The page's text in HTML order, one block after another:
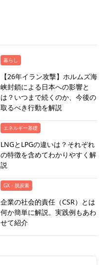
暮らし
【26年イラン攻撃】ホルムズ海
峡封鎖による日本への影響と
は？いつまで続くのか、今後の
取るべき行動を解説
エネルギー基礎
LNGとLPGの違いは？それぞれ
の特徴を含めてわかりやすく解
説
GX・脱炭素
企業の社会的責任（CSR）とは
何か簡単に解説。実践例もあわ
せて紹介